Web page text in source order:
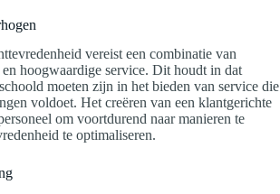
vereist een combinatie van
hoogwaardige service. Dit houdt in dat
moeten zijn in het bieden van service die
voldoet. Het creëren van een klantgerichte
om voortdurend naar manieren te
te optimaliseren.